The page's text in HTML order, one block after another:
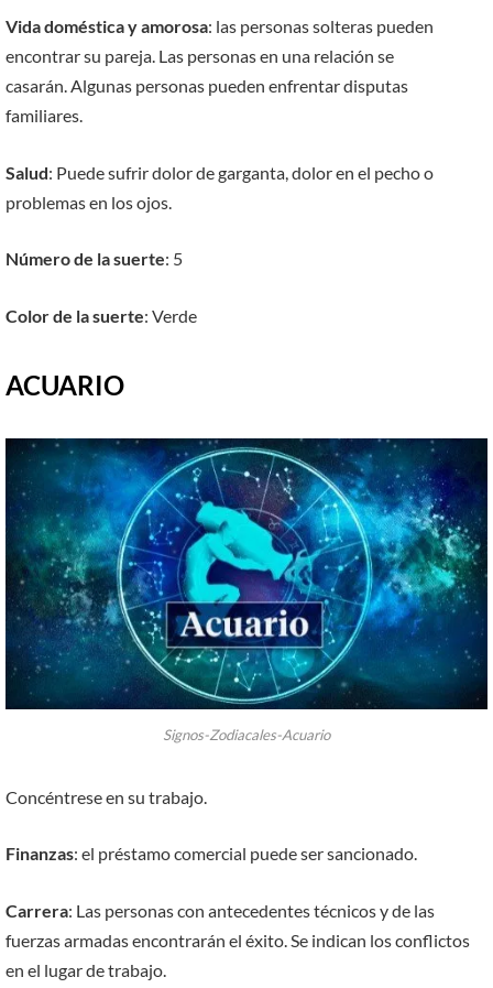
Vida doméstica y amorosa: las personas solteras pueden
encontrar su pareja. Las personas en una relación se
casarán. Algunas personas pueden enfrentar disputas
familiares.
Salud: Puede sufrir dolor de garganta, dolor en el pecho o
problemas en los ojos.
Número de la suerte: 5
Color de la suerte: Verde
ACUARIO
Signos-Zodiacales-Acuario
Concéntrese en su trabajo.
Finanzas: el préstamo comercial puede ser sancionado.
Carrera: Las personas con antecedentes técnicos y de las
fuerzas armadas encontrarán el éxito. Se indican los conflictos
en el lugar de trabajo.